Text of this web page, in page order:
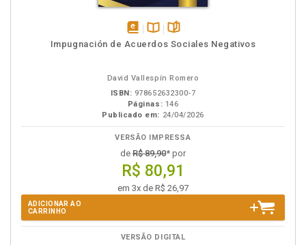
disponívelDisponível
páginas
Impugnación de Acuerdos Sociales Negativos
David Vallespín Romero
ISBN: 978652632300-7
Páginas: 146
Publicado em: 24/04/2026
VERSÃO IMPRESSA
de R$ 89,90* por
R$ 80,91
em 3x de R$ 26,97
ADICIONAR AO
CARRINHO
VERSÃO DIGITAL